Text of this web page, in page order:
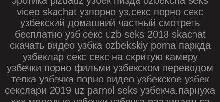
video skachat узпорно уз.секс порно секс
узбекский домашний частный смотреть
бесплатно узб секс uzb seks 2018 skachat
скачать видео узбка ozbekskiy porna паркда
узбеклар секс секс на скритую камеру
узбечки порно фильми узбекском переводом
телка узбечка порно видео узбекское узбек
секслари 2019 uz parnol seks узбекча.парнуха